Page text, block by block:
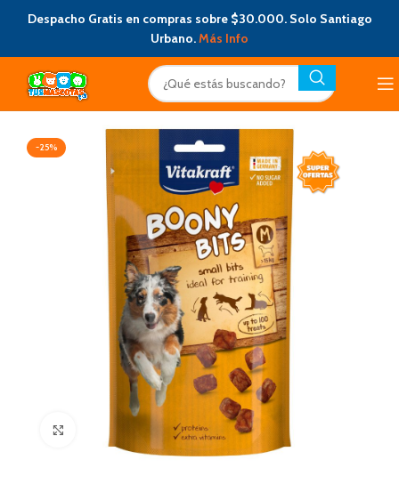
Despacho Gratis en compras sobre $30.000. Solo Santiago
Urbano.Más Info
-25%
Click to enlarge